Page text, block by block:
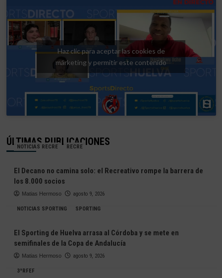
Haz clic para aceptar las cookies de
márketing y permitir este contenido
ÚLTIMAS PUBLICACIONES
NOTICIAS RECRE RECRE
El Decano no camina solo: el Recreativo rompe la barrera de
los 8.000 socios
Matias Hermoso agosto 9, 2026
NOTICIAS SPORTING SPORTING
El Sporting de Huelva arrasa al Córdoba y se mete en
semifinales de la Copa de Andalucía
Matias Hermoso agosto 9, 2026
3ªRFEF